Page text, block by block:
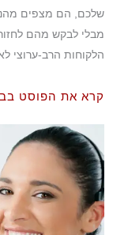
שלכם, הם מצפים
מבלי לבקש מהם
הלקוחות הרב-ערוצי
קרא את הפוסט